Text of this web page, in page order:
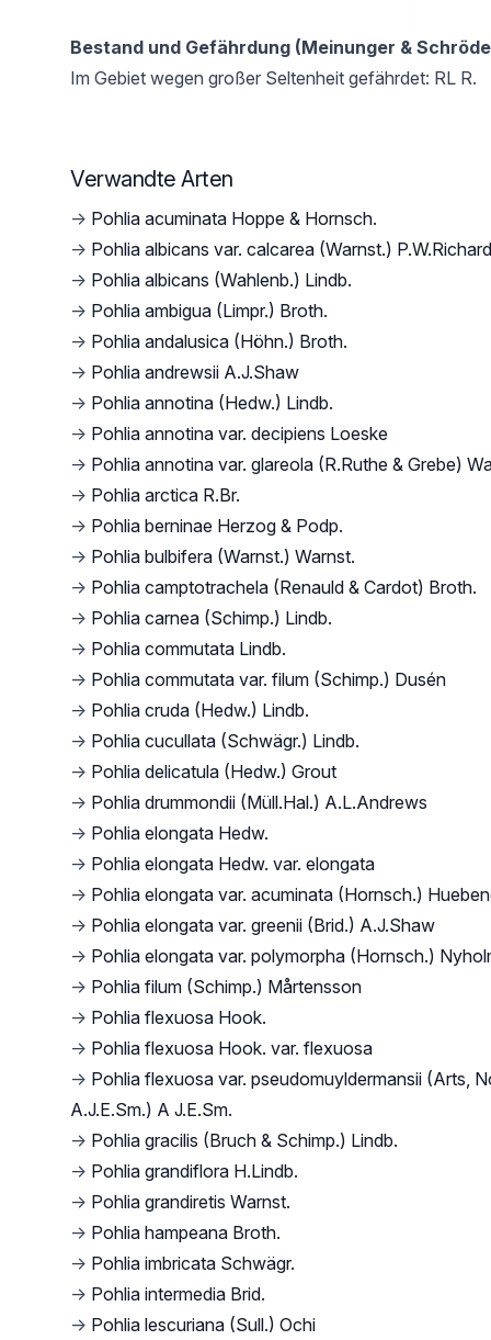
Bestand und Gefährdung (Meinunger &
Im Gebiet wegen großer Seltenheit gefährdet: RL R.
Verwandte Arten
→ Pohlia acuminata Hoppe & Hornsch.
→ Pohlia albicans var. calcarea (Warnst.)
→ Pohlia albicans (Wahlenb.) Lindb.
→ Pohlia ambigua (Limpr.) Broth.
→ Pohlia andalusica (Höhn.) Broth.
→ Pohlia andrewsii A.J.Shaw
→ Pohlia annotina (Hedw.) Lindb.
→ Pohlia annotina var. decipiens Loeske
→ Pohlia annotina var. glareola (R.Ruthe & Grebe)
→ Pohlia arctica R.Br.
→ Pohlia berninae Herzog & Podp.
→ Pohlia bulbifera (Warnst.) Warnst.
→ Pohlia camptotrachela (Renauld & Cardot) Broth.
→ Pohlia carnea (Schimp.) Lindb.
→ Pohlia commutata Lindb.
→ Pohlia commutata var. filum (Schimp.) Dusén
→ Pohlia cruda (Hedw.) Lindb.
→ Pohlia cucullata (Schwägr.) Lindb.
→ Pohlia delicatula (Hedw.) Grout
→ Pohlia drummondii (Müll.Hal.) A.L.Andrews
→ Pohlia elongata Hedw.
→ Pohlia elongata Hedw. var. elongata
→ Pohlia elongata var. acuminata (Hornsch.)
→ Pohlia elongata var. greenii (Brid.) A.J.Shaw
→ Pohlia elongata var. polymorpha (Hornsch.)
→ Pohlia filum (Schimp.) Mårtensson
→ Pohlia flexuosa Hook.
→ Pohlia flexuosa Hook. var. flexuosa
→ Pohlia flexuosa var. pseudomuyldermansii (Arts,
A.J.E.Sm.) A J.E.Sm.
→ Pohlia gracilis (Bruch & Schimp.) Lindb.
→ Pohlia grandiflora H.Lindb.
→ Pohlia grandiretis Warnst.
→ Pohlia hampeana Broth.
→ Pohlia imbricata Schwägr.
→ Pohlia intermedia Brid.
→ Pohlia lescuriana (Sull.) Ochi